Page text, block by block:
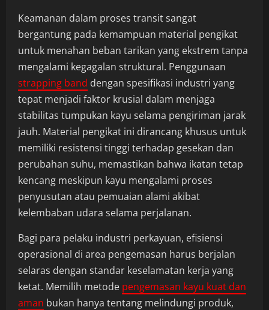
Keamanan dalam proses transit sangat
bergantung pada kemampuan material pengikat
untuk menahan beban tarikan yang ekstrem tanpa
mengalami kegagalan struktural. Penggunaan
strapping band dengan spesifikasi industri yang
tepat menjadi faktor krusial dalam menjaga
stabilitas tumpukan kayu selama pengiriman jarak
jauh. Material pengikat ini dirancang khusus untuk
memiliki resistensi tinggi terhadap gesekan dan
perubahan suhu, memastikan bahwa ikatan tetap
kencang meskipun kayu mengalami proses
penyusutan atau pemuaian alami akibat
kelembaban udara selama perjalanan.
Bagi para pelaku industri perkayuan, efisiensi
operasional di area pengemasan harus berjalan
selaras dengan standar keselamatan kerja yang
ketat. Memilih metode pengemasan kayu kuat dan
aman bukan hanya tentang melindungi produk,